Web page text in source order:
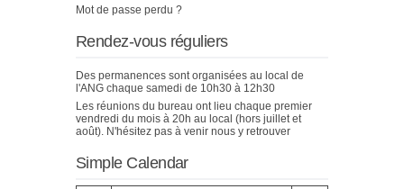
Mot de passe perdu ?
Rendez-vous réguliers
Des permanences sont organisées au local de
l'ANG chaque samedi de 10h30 à 12h30
Les réunions du bureau ont lieu chaque premier
vendredi du mois à 20h au local (hors juillet et
août). N'hésitez pas à venir nous y retrouver
Simple Calendar